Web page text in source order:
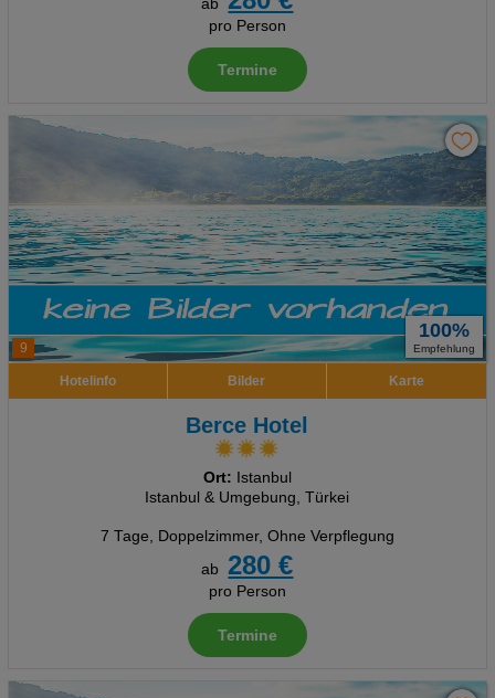
ab
pro Person
Termine
9
100%
Empfehlung
Hotelinfo Bilder Karte
Berce Hotel
Ort: Istanbul
Istanbul & Umgebung, Türkei
7 Tage, Doppelzimmer, Ohne Verpflegung
ab
280 €
pro Person
Termine